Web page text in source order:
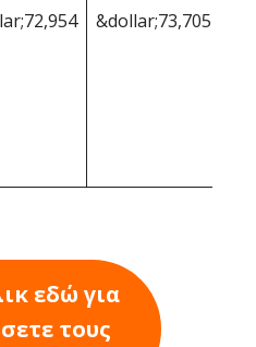
&dollar;73,705
εδώ για
τους